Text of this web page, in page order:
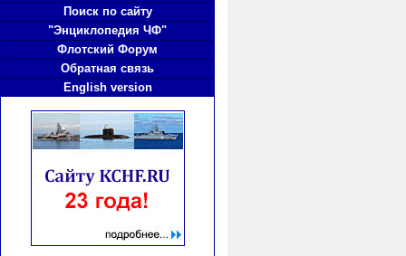
Поиск по сайту
"Энциклопедия ЧФ"
Флотский Форум
Обратная связь
English version